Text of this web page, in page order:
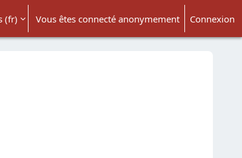
la saisie de recherche
‎(fr)‎ Vous êtes connecté anonymement Connexion